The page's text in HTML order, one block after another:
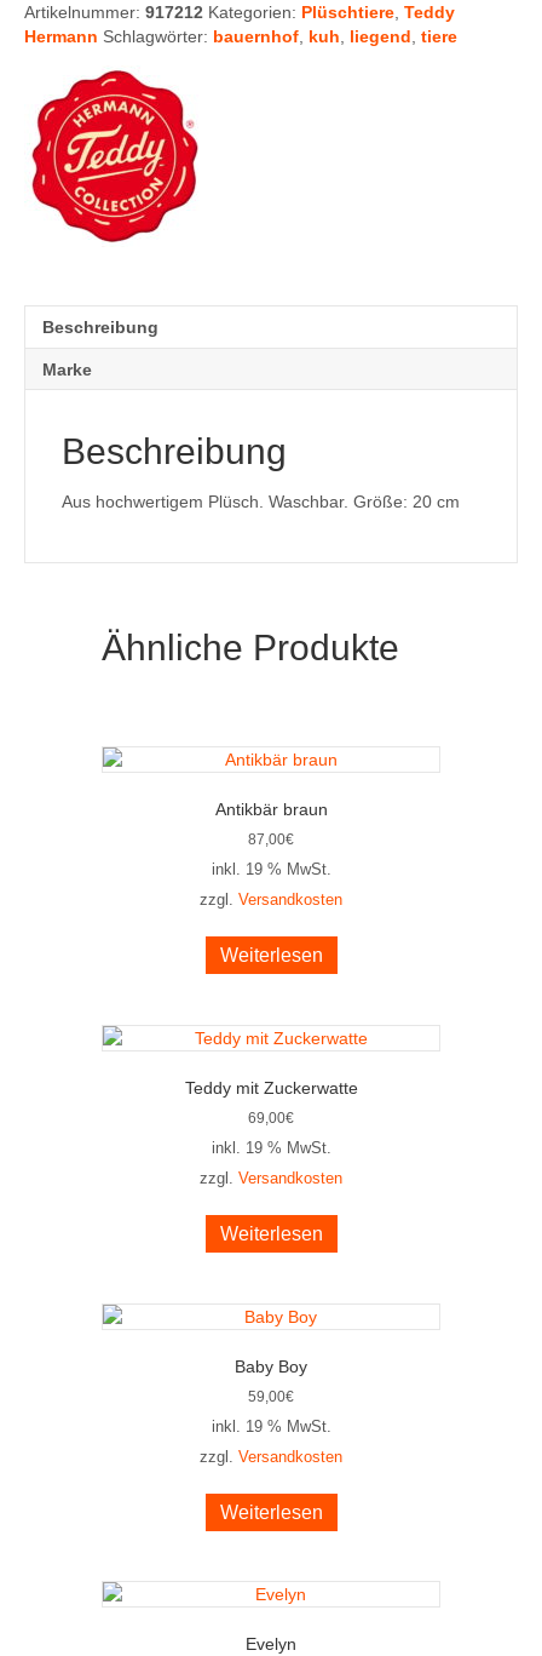
Artikelnummer: 917212 Kategorien: Plüschtiere Teddy
Hermann Schlagwörter: bauernhof kuh liegend tiere
Beschreibung
Marke
Beschreibung
Aus hochwertigem Plüsch. Waschbar. Größe: 20 cm
Ähnliche Produkte
Antikbär braun
87,00€
inkl. 19 % MwSt.
zzgl. Versandkosten
Weiterlesen
Teddy mit Zuckerwatte
69,00€
inkl. 19 % MwSt.
zzgl. Versandkosten
Weiterlesen
Baby Boy
59,00€
inkl. 19 % MwSt.
zzgl. Versandkosten
Weiterlesen
Evelyn